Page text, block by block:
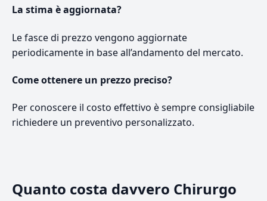
La stima è aggiornata?
Le fasce di prezzo vengono aggiornate
periodicamente in base all’andamento del mercato.
Come ottenere un prezzo preciso?
Per conoscere il costo effettivo è sempre consigliabile
richiedere un preventivo personalizzato.
Quanto costa davvero Chirurgo